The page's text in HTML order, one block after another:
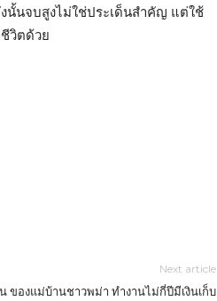
นั้นจบสูงไม่ใช่ประเด็นสำคัญ แต่ใช้
วิตด้วย
Next article
ของแม่บ้านชาวพม่า ทำงานไม่กี่ปีมีเงินเก็บ